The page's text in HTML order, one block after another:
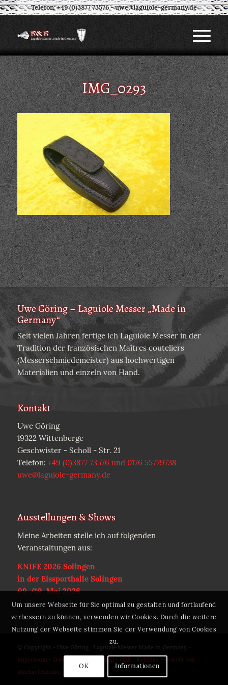
Telefon: +49 (0)3877 73576-uwe@laguiole-germany.de
IMG_0293
Uwe Göring – Laguiole Messer „Made in
Germany“
Seit vielen Jahren fertige ich Laguiole Messer in der
Tradition der französischen Maîtres couteliers
(Messerschmiedemeister) aus hochwertigen
Materialien und einzeln von Hand.
Kontakt
Uwe Göring
19322 Wittenberge
Geschwister - Scholl - Str. 21
Telefon: +49 (0)3877 73576 und 0176 55779738
uwe@laguiole-germany.de
Ausstellungen & Shows
Meine Arbeiten stelle ich auf folgenden
Veranstaltungen aus:
KNIFE 2026 Solingen
in der Eissporthalle Solingen
09./10. Mai 2026
© Copyright - Uwe Göring . Laguiole Messer Made in Germany -
Impressum- Datenschutzerklärung- AGB- Kontakt
Erstellt von
Michael Hömke
Um unsere Webseite für Sie optimal zu gestalten und fortlaufend
verbessern zu können, verwenden wir Cookies. Durch die weitere
Nutzung der Webseite stimmen Sie der Verwendung von Cookies
zu.
OK Informationen